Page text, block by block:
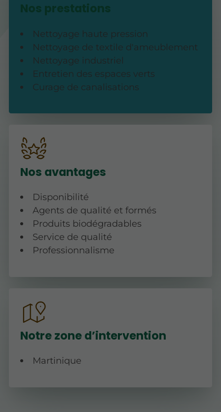
Nos prestations
Nettoyage haute pression
Nettoyage de textile d'ameublement
Nettoyage industriel
Entretien des espaces verts
Curage de canalisations
Nos avantages
Disponibilité
Agents de qualité et formés
Produits biodégradables
Service de qualité
Professionnalisme
Notre zone d’intervention
Martinique